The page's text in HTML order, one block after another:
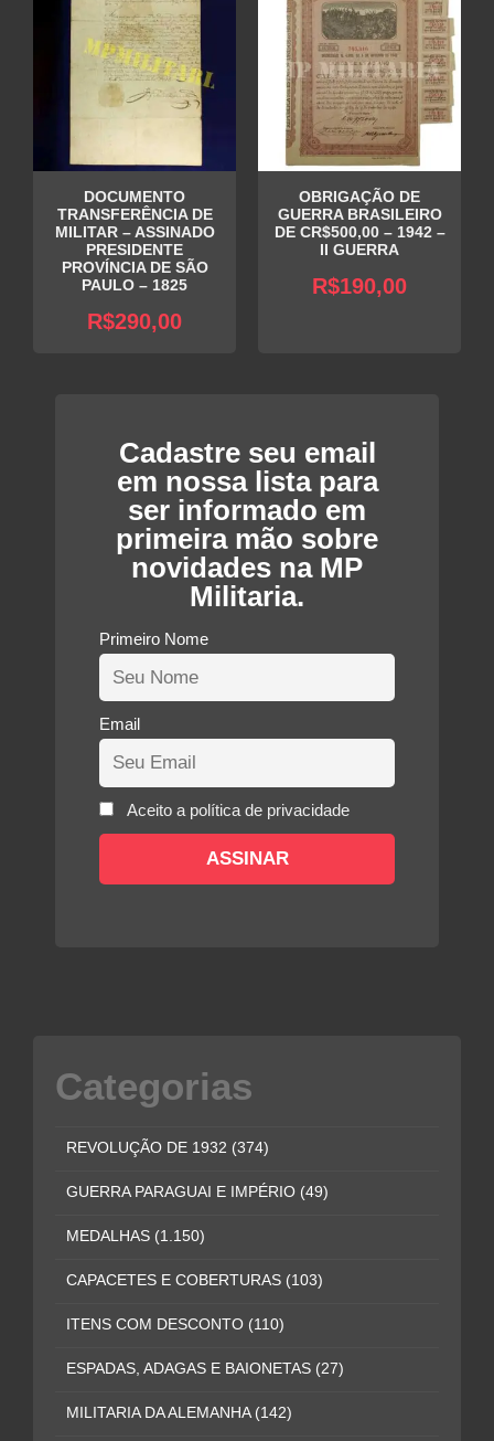
DOCUMENTO
TRANSFERÊNCIA DE
MILITAR – ASSINADO
PRESIDENTE
PROVÍNCIA DE SÃO
PAULO – 1825
R$290,00
OBRIGAÇÃO DE
GUERRA BRASILEIRO
DE CR$500,00 – 1942 –
II GUERRA
R$190,00
Cadastre seu email
em nossa lista para
ser informado em
primeira mão sobre
novidades na MP
Militaria.
Primeiro Nome
Email
Aceito a política de privacidade
Categorias
REVOLUÇÃO DE 1932 (374)
GUERRA PARAGUAI E IMPÉRIO (49)
MEDALHAS (1.150)
CAPACETES E COBERTURAS (103)
ITENS COM DESCONTO (110)
ESPADAS, ADAGAS E BAIONETAS (27)
MILITARIA DA ALEMANHA (142)